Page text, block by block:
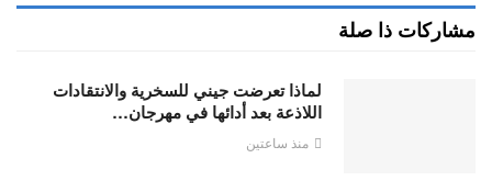
مشاركات ذا صلة
لماذا تعرضت جيني للسخرية والانتقادات
اللاذعة بعد أدائها في مهرجان…
منذ ساعتين